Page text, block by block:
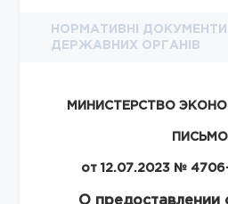
НОРМАТИВНІ ДОКУМЕНТИ
ДЕРЖАВНИХ ОРГАНІВ
МИНИСТЕРСТВО
ПИСЬМО
от 12.07.2023 №
О предоставлении